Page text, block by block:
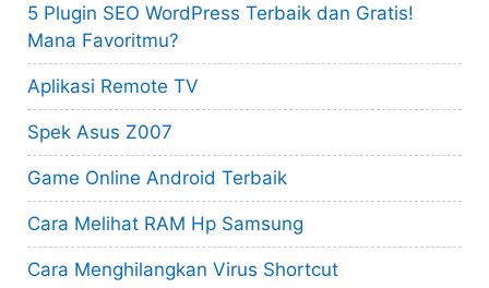
5 Plugin SEO WordPress Terbaik dan Gratis!
Mana Favoritmu?
Aplikasi Remote TV
Spek Asus Z007
Game Online Android Terbaik
Cara Melihat RAM Hp Samsung
Cara Menghilangkan Virus Shortcut